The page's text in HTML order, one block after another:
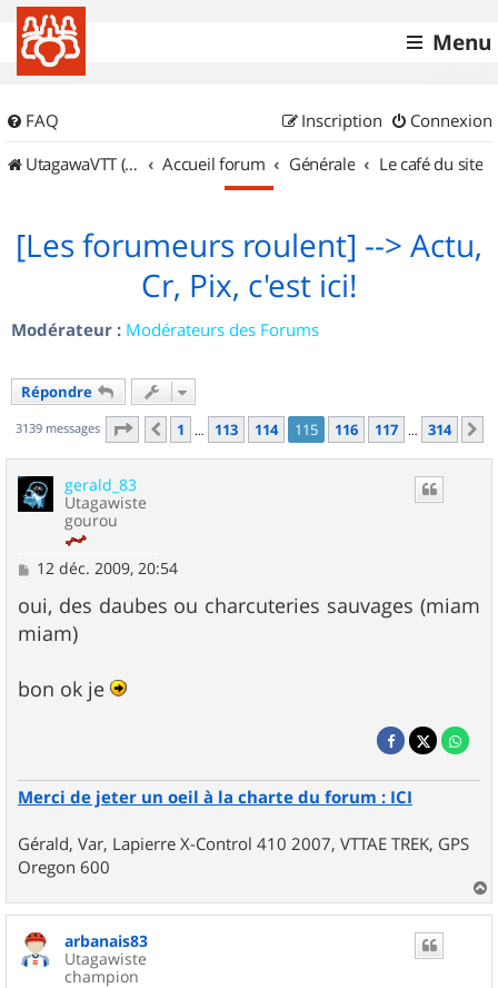
Menu
FAQ Connexion
Inscription
UtagawaVTT (Randos VTT et VTTAE avec traces GPS)
Accueil forum Générale Le café du site
[Les forumeurs roulent] --> Actu,
Cr, Pix, c'est ici!
Modérateur : Modérateurs des Forums
Répondre
3139 messages Page 115 sur314
Précédent
1 … 113 114 115 116 117 … 314
gerald_83
Utagawiste
gourou
M
s
s
a
12 déc. 2009, 20:54
oui, des daubes ou charcuteries sauvages (miam
miam)
bon ok je
Merci de jeter un oeil à la charte du forum : ICI
Gérald, Var, Lapierre X-Control 410 2007, VTTAE TREK, GPS
Oregon 600
a
u
arbanais83
Utagawiste
champion